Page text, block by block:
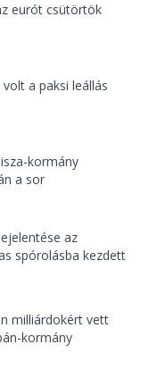
eurót csütörtök
a paksi leállás
kormány
a sor
az
spórolásba kezdett
milliárdokért vett
kormány